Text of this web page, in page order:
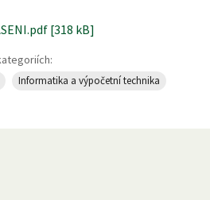
[318 kB]
Informatika a výpočetní technika